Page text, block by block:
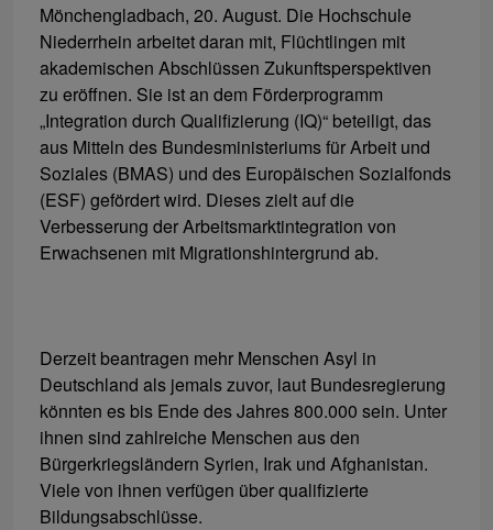
Mönchengladbach, 20. August. Die Hochschule
Niederrhein arbeitet daran mit, Flüchtlingen mit
akademischen Abschlüssen Zukunftsperspektiven
zu eröffnen. Sie ist an dem Förderprogramm
„Integration durch Qualifizierung (IQ)“ beteiligt, das
aus Mitteln des Bundesministeriums für Arbeit und
Soziales (BMAS) und des Europäischen Sozialfonds
(ESF) gefördert wird. Dieses zielt auf die
Verbesserung der Arbeitsmarktintegration von
Erwachsenen mit Migrationshintergrund ab.
Derzeit beantragen mehr Menschen Asyl in
Deutschland als jemals zuvor, laut Bundesregierung
könnten es bis Ende des Jahres 800.000 sein. Unter
ihnen sind zahlreiche Menschen aus den
Bürgerkriegsländern Syrien, Irak und Afghanistan.
Viele von ihnen verfügen über qualifizierte
Bildungsabschlüsse.